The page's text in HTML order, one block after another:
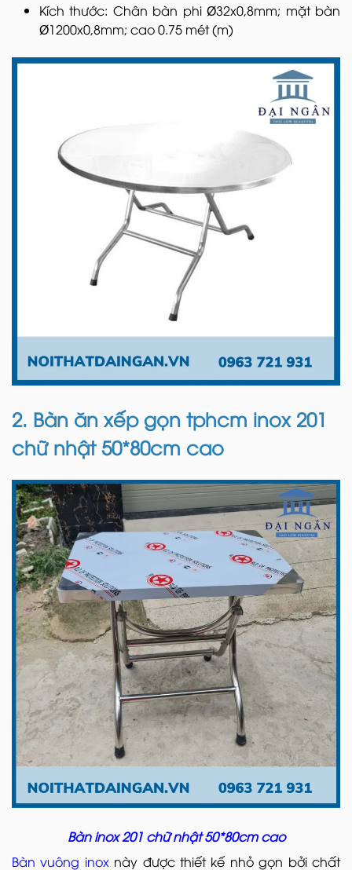
Kích thước: Chân bàn phi Ø32x0,8mm; mặt bàn
Ø1200x0,8mm; cao 0.75 mét (m)
2. Bàn ăn xếp gọn tphcm inox 201
chữ nhật 50*80cm cao
Bàn inox 201 chữ nhật 50*80cm cao
Bàn vuông inoxnày được thiết kế nhỏ gọn bởi chất